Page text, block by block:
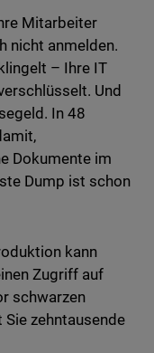
Mitarbeiter
nicht anmelden.
– Ihre IT
Und
In 48
Dokumente im
Dump ist schon
kann
Zugriff auf
schwarzen
zehntausende